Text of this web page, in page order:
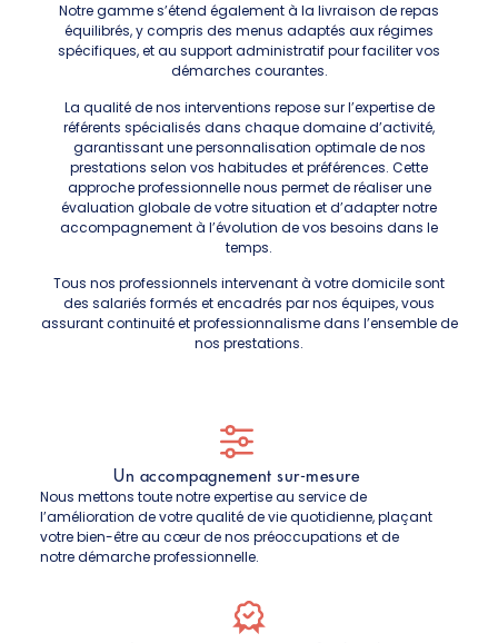
Notre gamme s’étend également à la livraison de repas
équilibrés, y compris des menus adaptés aux régimes
spécifiques, et au support administratif pour faciliter vos
démarches courantes.
La qualité de nos interventions repose sur l’expertise de
référents spécialisés dans chaque domaine d’activité,
garantissant une personnalisation optimale de nos
prestations selon vos habitudes et préférences. Cette
approche professionnelle nous permet de réaliser une
évaluation globale de votre situation et d’adapter notre
accompagnement à l’évolution de vos besoins dans le
temps.
Tous nos professionnels intervenant à votre domicile sont
des salariés formés et encadrés par nos équipes, vous
assurant continuité et professionnalisme dans l’ensemble de
nos prestations.
Un accompagnement sur-mesure
Nous mettons toute notre expertise au service de
l’amélioration de votre qualité de vie quotidienne, plaçant
votre bien-être au cœur de nos préoccupations et de
notre démarche professionnelle.